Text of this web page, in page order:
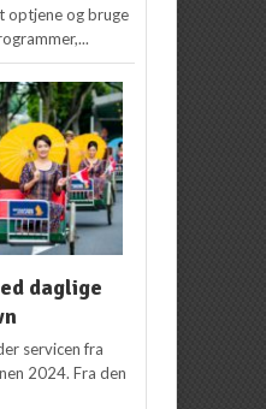
optjene og bruge
daglige
servicen fra
2024. Fra den